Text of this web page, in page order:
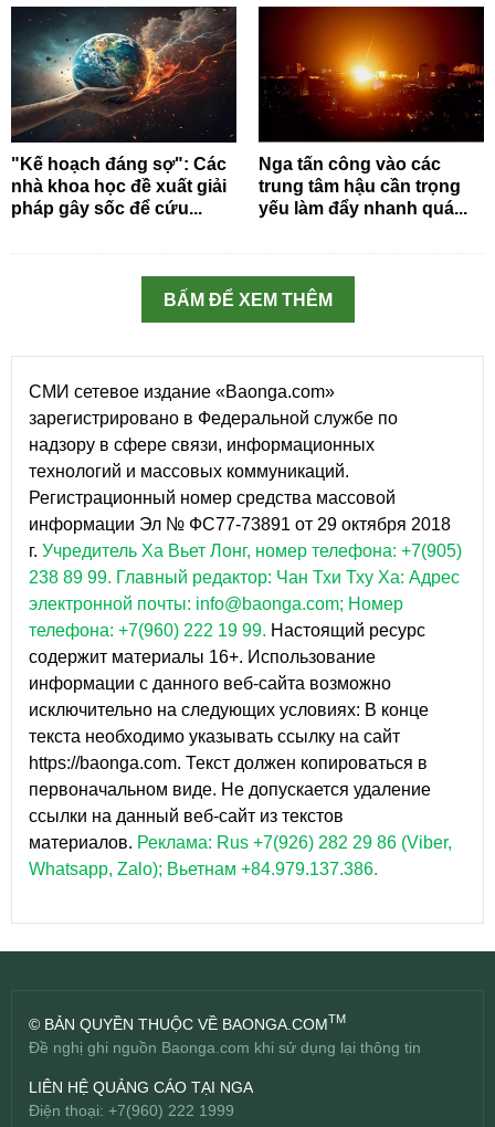
"Kế hoạch đáng sợ": Các
nhà khoa học đề xuất giải
pháp gây sốc để cứu...
Nga tấn công vào các
trung tâm hậu cần trọng
yếu làm đẩy nhanh quá...
BẤM ĐỂ XEM THÊM
СМИ сетевое издание «Baonga.com»
зарегистрировано в Федеральной службе по
надзору в сфере связи, информационных
технологий и массовых коммуникаций.
Регистрационный номер средства массовой
информации Эл № ФС77-73891 от 29 октября 2018
г. Учредитель Ха Вьет Лонг, номер телефона: +7(905)
238 89 99. Главный редактор: Чан Тхи Тху Ха: Адрес
электронной почты: info@baonga.com; Номер
телефона: +7(960) 222 19 99. Настоящий ресурс
содержит материалы 16+. Использование
информации с данного веб-сайта возможно
исключительно на следующих условиях: В конце
текста необходимо указывать ссылку на сайт
https://baonga.com. Текст должен копироваться в
первоначальном виде. Не допускается удаление
ссылки на данный веб-сайт из текстов
материалов. Реклама: Rus +7(926) 282 29 86 (Viber,
Whatsapp, Zalo); Вьетнам +84.979.137.386.
© BẢN QUYỀN THUỘC VỀ BAONGA.COMTM
Đề nghị ghi nguồn Baonga.com khi sử dụng lại thông tin
LIÊN HỆ QUẢNG CÁO TẠI NGA
Điện thoại: +7(960) 222 1999